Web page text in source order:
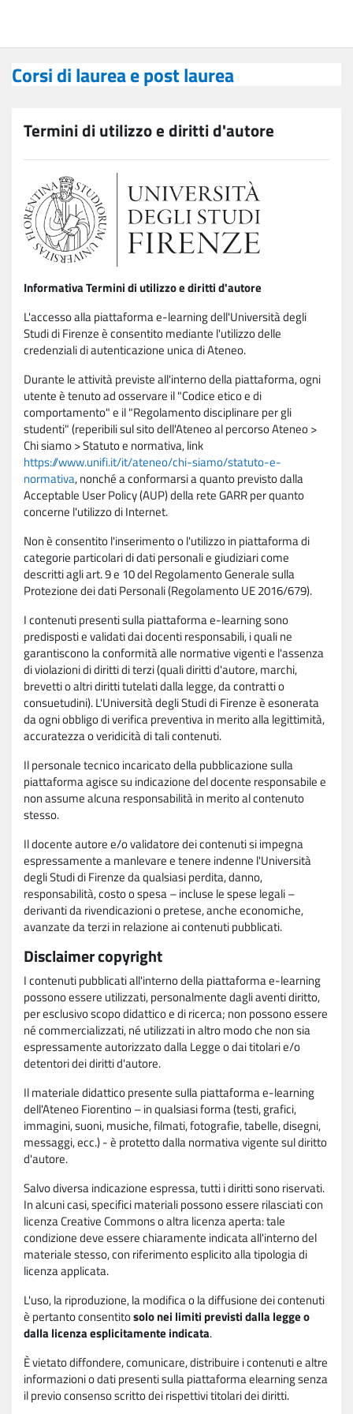
Corsi di laurea e post laurea
Termini di utilizzo e diritti d'autore
Informativa Termini di utilizzo e diritti d'autore
L'accesso alla piattaforma e-learning dell'Università degli
Studi di Firenze è consentito mediante l'utilizzo delle
credenziali di autenticazione unica di Ateneo.
Durante le attività previste all'interno della piattaforma, ogni
utente è tenuto ad osservare il "Codice etico e di
comportamento" e il "Regolamento disciplinare per gli
studenti" (reperibili sul sito dell'Ateneo al percorso Ateneo >
Chi siamo > Statuto e normativa, link
https://www.unifi.it/it/ateneo/chi-siamo/statuto-e-
normativa, nonché a conformarsi a quanto previsto dalla
Acceptable User Policy (AUP) della rete GARR per quanto
concerne l'utilizzo di Internet.
Non è consentito l'inserimento o l'utilizzo in piattaforma di
categorie particolari di dati personali e giudiziari come
descritti agli art. 9 e 10 del Regolamento Generale sulla
Protezione dei dati Personali (Regolamento UE 2016/679).
I contenuti presenti sulla piattaforma e-learning sono
predisposti e validati dai docenti responsabili, i quali ne
garantiscono la conformità alle normative vigenti e l'assenza
di violazioni di diritti di terzi (quali diritti d'autore, marchi,
brevetti o altri diritti tutelati dalla legge, da contratti o
consuetudini). L'Università degli Studi di Firenze è esonerata
da ogni obbligo di verifica preventiva in merito alla legittimità,
accuratezza o veridicità di tali contenuti.
Il personale tecnico incaricato della pubblicazione sulla
piattaforma agisce su indicazione del docente responsabile e
non assume alcuna responsabilità in merito al contenuto
stesso.
Il docente autore e/o validatore dei contenuti si impegna
espressamente a manlevare e tenere indenne l'Università
degli Studi di Firenze da qualsiasi perdita, danno,
responsabilità, costo o spesa – incluse le spese legali –
derivanti da rivendicazioni o pretese, anche economiche,
avanzate da terzi in relazione ai contenuti pubblicati.
Disclaimer copyright
I contenuti pubblicati all'interno della piattaforma e-learning
possono essere utilizzati, personalmente dagli aventi diritto,
per esclusivo scopo didattico e di ricerca; non possono essere
né commercializzati, né utilizzati in altro modo che non sia
espressamente autorizzato dalla Legge o dai titolari e/o
detentori dei diritti d'autore.
Il materiale didattico presente sulla piattaforma e-learning
dell'Ateneo Fiorentino – in qualsiasi forma (testi, grafici,
immagini, suoni, musiche, filmati, fotografie, tabelle, disegni,
messaggi, ecc.) - è protetto dalla normativa vigente sul diritto
d'autore.
Salvo diversa indicazione espressa, tutti i diritti sono riservati.
In alcuni casi, specifici materiali possono essere rilasciati con
licenza Creative Commons o altra licenza aperta: tale
condizione deve essere chiaramente indicata all'interno del
materiale stesso, con riferimento esplicito alla tipologia di
licenza applicata.
L'uso, la riproduzione, la modifica o la diffusione dei contenuti
è pertanto consentitosolo nei limiti previsti dalla legge o
dalla licenza esplicitamente indicata.
È vietato diffondere, comunicare, distribuire i contenuti e altre
informazioni o dati presenti sulla piattaforma elearning senza
il previo consenso scritto dei rispettivi titolari dei diritti.